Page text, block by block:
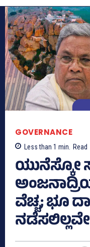
GOVERNANCE
Less than 1 min. Read
ಯುನೆಸ್ಕೋ
ವೆಚ್ಚ; ಭೂ